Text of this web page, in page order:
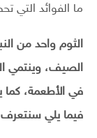
ما الفوائد التي
الثوم واحد من
الصيف، وينتمي
في الأطعمة، كما
فيما يلي سنتعرف